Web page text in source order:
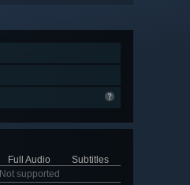
Full Audio
Subtitles
Not supported